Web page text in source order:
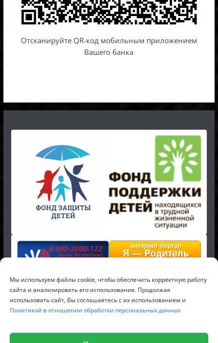
Мы используем файлы cookie, чтобы обеспечить корректную работу
сайта и анализировать его использование. Продолжая
использовать сайт, Вы соглашаетесь с их использованием и
Политикой в отношении обработки персональных данных
Отсканируйте QR-код мобильным приложением
Вашего банка
защищены.